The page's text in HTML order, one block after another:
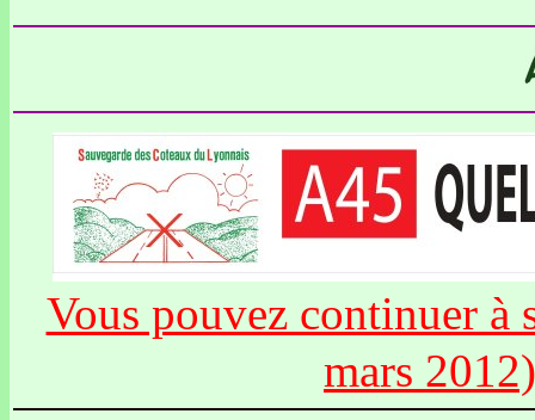
Vous pouvez continuer
mars 2012)